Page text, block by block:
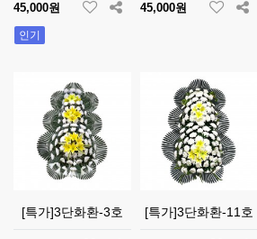
45,000원
인기
45,000원
[특가]3단화환-3호 [특가]3단화환-11호